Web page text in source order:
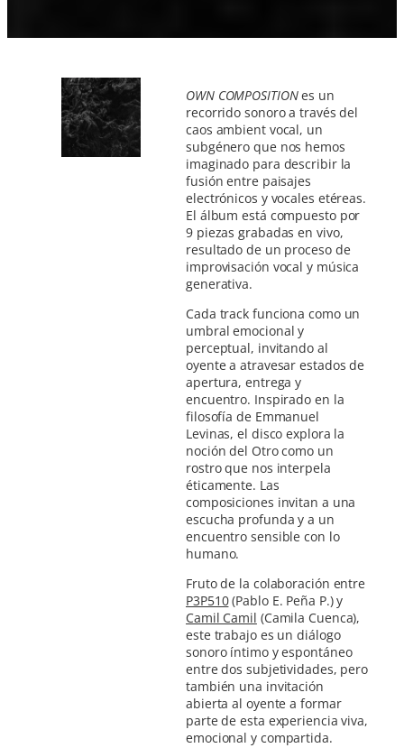
OWN COMPOSITIONes un
recorrido sonoro a través del
caos ambient vocal, un
subgénero que nos hemos
imaginado para describir la
fusión entre paisajes
electrónicos y vocales etéreas.
El álbum está compuesto por
9 piezas grabadas en vivo,
resultado de un proceso de
improvisación vocal y música
generativa.
Cada track funciona como un
umbral emocional y
perceptual, invitando al
oyente a atravesar estados de
apertura, entrega y
encuentro. Inspirado en la
filosofía de Emmanuel
Levinas, el disco explora la
noción del Otro como un
rostro que nos interpela
éticamente. Las
composiciones invitan a una
escucha profunda y a un
encuentro sensible con lo
humano.
Fruto de la colaboración entre
P3P510(Pablo E. Peña P.) y
Camil Camil (Camila Cuenca),
este trabajo es un diálogo
sonoro íntimo y espontáneo
entre dos subjetividades, pero
también una invitación
abierta al oyente a formar
parte de esta experiencia viva,
emocional y compartida.